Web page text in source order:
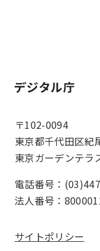
ホーム
〒102-0094
東京都千代田区紀
東京ガーデンテラ
電話番号：
法人番号：
サイトポリシー